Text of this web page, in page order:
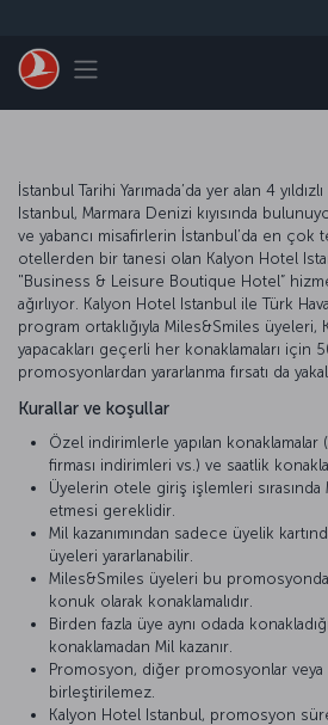
Toggle navigation
İstanbul Tarihi Yarımada’da yer alan 4
Istanbul, Marmara Denizi kıyısında
ve yabancı misafirlerin İstanbul’da en
otellerden bir tanesi olan Kalyon Hotel
"Business & Leisure Boutique Hotel”
ağırlıyor. Kalyon Hotel Istanbul ile Türk
program ortaklığıyla Miles&Smiles üyeleri,
yapacakları geçerli her konaklamaları için
promosyonlardan yararlanma fırsatı da
Kurallar ve koşullar
Özel indirimlerle yapılan konaklamalar
firması indirimleri vs.) ve saatlik
Üyelerin otele giriş işlemleri sırasında
etmesi gereklidir.
Mil kazanımından sadece üyelik
üyeleri yararlanabilir.
Miles&Smiles üyeleri bu
konuk olarak konaklamalıdır.
Birden fazla üye aynı odada
konaklamadan Mil kazanır.
Promosyon, diğer promosyonlar
birleştirilemez.
Kalyon Hotel Istanbul, promosyon